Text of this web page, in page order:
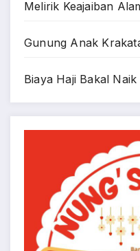
Melirik Keajaiban
Gunung Anak
Biaya Haji Bakal